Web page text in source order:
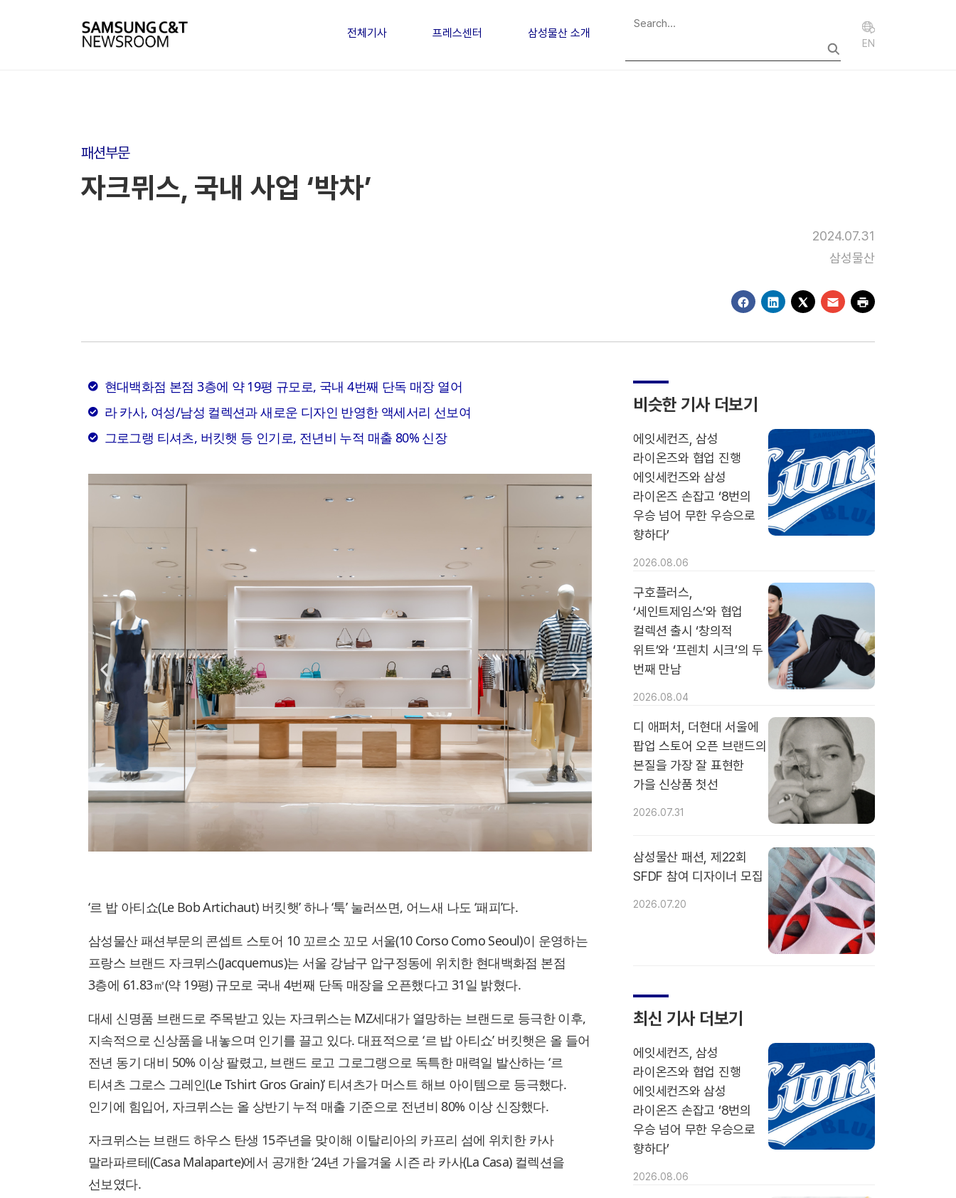
전체기사 프레스센터 삼성물산 소개
EN
패션부문
자크뮈스, 국내 사업 ‘박차’
2024.07.31
삼성물산
현대백화점 본점 3층에 약 19평 규모로, 국내 4번째 단독 매장 열어
라 카사, 여성/남성 컬렉션과 새로운 디자인 반영한 액세서리 선보여
그로그랭 티셔츠, 버킷햇 등 인기로, 전년비 누적 매출 80% 신장
‘르 밥 아티쇼(Le Bob Artichaut) 버킷햇’ 하나 ‘툭’ 눌러쓰면, 어느새 나도 ‘패피’다.
삼성물산 패션부문의 콘셉트 스토어 10 꼬르소 꼬모 서울(10 Corso Como Seoul)이 운영하는
프랑스 브랜드 자크뮈스(Jacquemus)는 서울 강남구 압구정동에 위치한 현대백화점 본점
3층에 61.83㎡(약 19평) 규모로 국내 4번째 단독 매장을 오픈했다고 31일 밝혔다.
대세 신명품 브랜드로 주목받고 있는 자크뮈스는 MZ세대가 열망하는 브랜드로 등극한 이후,
지속적으로 신상품을 내놓으며 인기를 끌고 있다. 대표적으로 ‘르 밥 아티쇼’ 버킷햇은 올 들어
전년 동기 대비 50% 이상 팔렸고, 브랜드 로고 그로그랭으로 독특한 매력일 발산하는 ‘르
티셔츠 그로스 그레인(Le Tshirt Gros Grain)’ 티셔츠가 머스트 해브 아이템으로 등극했다.
인기에 힘입어, 자크뮈스는 올 상반기 누적 매출 기준으로 전년비 80% 이상 신장했다.
자크뮈스는 브랜드 하우스 탄생 15주년을 맞이해 이탈리아의 카프리 섬에 위치한 카사
말라파르테(Casa Malaparte)에서 공개한 ‘24년 가을겨울 시즌 라 카사(La Casa) 컬렉션을
선보였다.
비슷한 기사 더보기
에잇세컨즈, 삼성
라이온즈와 협업 진행
에잇세컨즈와 삼성
라이온즈 손잡고 ‘8번의
우승 넘어 무한 우승으로
향하다’
2026.08.06
구호플러스,
‘세인트제임스’와 협업
컬렉션 출시 ‘창의적
위트’와 ‘프렌치 시크’의 두
번째 만남
2026.08.04
디 애퍼처, 더현대 서울에
팝업 스토어 오픈 브랜드의
본질을 가장 잘 표현한
가을 신상품 첫선
2026.07.31
삼성물산 패션, 제22회
SFDF 참여 디자이너 모집
2026.07.20
최신 기사 더보기
에잇세컨즈, 삼성
라이온즈와 협업 진행
에잇세컨즈와 삼성
라이온즈 손잡고 ‘8번의
우승 넘어 무한 우승으로
향하다’
2026.08.06